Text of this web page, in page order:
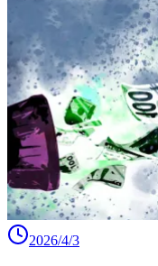
2026/4/3